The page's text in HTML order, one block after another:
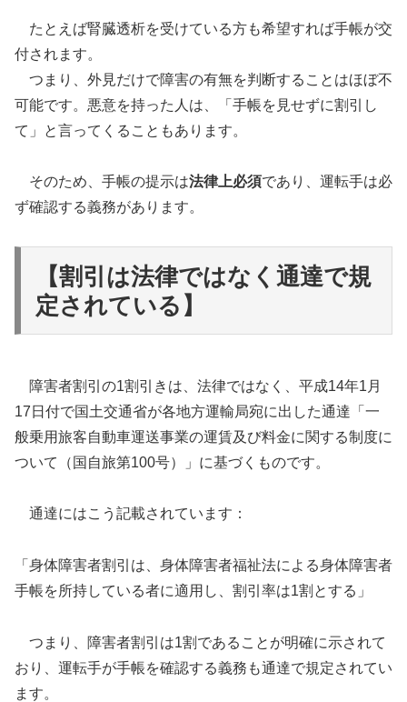
たとえば腎臓透析を受けている方も希望すれば手帳が交
付されます。
つまり、外見だけで障害の有無を判断することはほぼ不
可能です。悪意を持った人は、「手帳を見せずに割引し
て」と言ってくることもあります。
そのため、手帳の提示は法律上必須であり、運転手は必
ず確認する義務があります。
【割引は法律ではなく通達で規
定されている】
障害者割引の1割引きは、法律ではなく、平成14年1月
17日付で国土交通省が各地方運輸局宛に出した通達「一
般乗用旅客自動車運送事業の運賃及び料金に関する制度に
ついて（国自旅第100号）」に基づくものです。
通達にはこう記載されています：
「身体障害者割引は、身体障害者福祉法による身体障害者
手帳を所持している者に適用し、割引率は1割とする」
つまり、障害者割引は1割であることが明確に示されて
おり、運転手が手帳を確認する義務も通達で規定されてい
ます。